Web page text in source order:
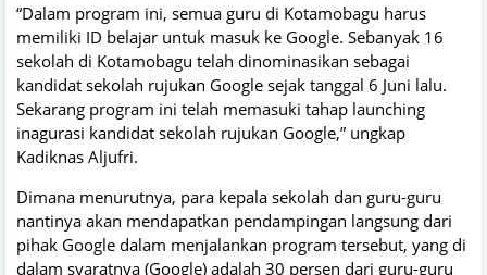
“Dalam program ini, semua guru di Kotamobagu harus
memiliki ID belajar untuk masuk ke Google. Sebanyak 16
sekolah di Kotamobagu telah dinominasikan sebagai
kandidat sekolah rujukan Google sejak tanggal 6 Juni lalu.
Sekarang program ini telah memasuki tahap launching
inagurasi kandidat sekolah rujukan Google,” ungkap
Kadiknas Aljufri.
Dimana menurutnya, para kepala sekolah dan guru-guru
nantinya akan mendapatkan pendampingan langsung dari
pihak Google dalam menjalankan program tersebut, yang di
dalam syaratnya (Google) adalah 30 persen dari guru-guru